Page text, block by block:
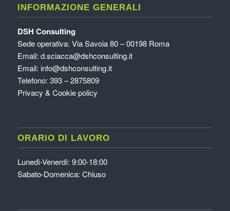
INFORMAZIONE GENERALI
DSH Consulting
Sede operativa: Via Savoia 80 – 00198 Roma
Email: d.sciacca@dshconsulting.it
Email: info@dshconsulting.it
Telefono: 393 – 2875809
Privacy & Cookie policy
ORARIO DI LAVORO
Lunedì-Venerdì: 9:00-18:00
Sabato-Domenica: Chiuso